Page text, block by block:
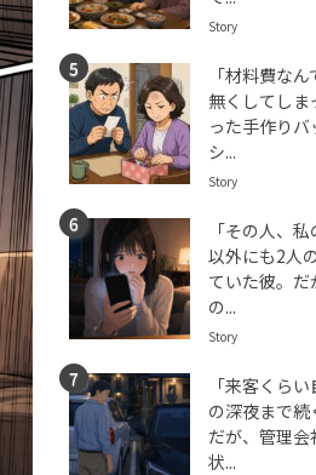
Story
「材料費なん
無くしてしま
った手作り
シ...
Story
「その人、
以外にも2人
ていた彼。
の...
Story
「来客くら
の深夜まで続
だが、管理会
状...